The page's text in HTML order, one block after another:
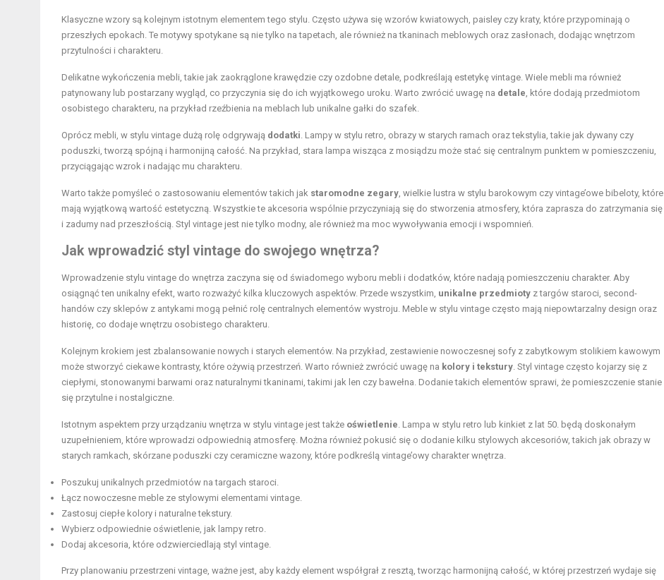
Klasyczne wzory są kolejnym istotnym elementem tego stylu. Często używa się wzorów kwiatowych, paisley czy kraty, które przypominają o
przeszłych epokach. Te motywy spotykane są nie tylko na tapetach, ale również na tkaninach meblowych oraz zasłonach, dodając wnętrzom
przytulności i charakteru.
Delikatne wykończenia mebli, takie jak zaokrąglone krawędzie czy ozdobne detale, podkreślają estetykę vintage. Wiele mebli ma również
patynowany lub postarzany wygląd, co przyczynia się do ich wyjątkowego uroku. Warto zwrócić uwagę na detale, które dodają przedmiotom
osobistego charakteru, na przykład rzeźbienia na meblach lub unikalne gałki do szafek.
Oprócz mebli, w stylu vintage dużą rolę odgrywają dodatki. Lampy w stylu retro, obrazy w starych ramach oraz tekstylia, takie jak dywany czy
poduszki, tworzą spójną i harmonijną całość. Na przykład, stara lampa wisząca z mosiądzu może stać się centralnym punktem w pomieszczeniu,
przyciągając wzrok i nadając mu charakteru.
Warto także pomyśleć o zastosowaniu elementów takich jak staromodne zegary, wielkie lustra w stylu barokowym czy vintage’owe bibeloty, które
mają wyjątkową wartość estetyczną. Wszystkie te akcesoria wspólnie przyczyniają się do stworzenia atmosfery, która zaprasza do zatrzymania się
i zadumy nad przeszłością. Styl vintage jest nie tylko modny, ale również ma moc wywoływania emocji i wspomnień.
Jak wprowadzić styl vintage do swojego wnętrza?
Wprowadzenie stylu vintage do wnętrza zaczyna się od świadomego wyboru mebli i dodatków, które nadają pomieszczeniu charakter. Aby
osiągnąć ten unikalny efekt, warto rozważyć kilka kluczowych aspektów. Przede wszystkim, unikalne przedmioty z targów staroci, second-
handów czy sklepów z antykami mogą pełnić rolę centralnych elementów wystroju. Meble w stylu vintage często mają niepowtarzalny design oraz
historię, co dodaje wnętrzu osobistego charakteru.
Kolejnym krokiem jest zbalansowanie nowych i starych elementów. Na przykład, zestawienie nowoczesnej sofy z zabytkowym stolikiem kawowym
może stworzyć ciekawe kontrasty, które ożywią przestrzeń. Warto również zwrócić uwagę na kolory i tekstury. Styl vintage często kojarzy się z
ciepłymi, stonowanymi barwami oraz naturalnymi tkaninami, takimi jak len czy bawełna. Dodanie takich elementów sprawi, że pomieszczenie stanie
się przytulne i nostalgiczne.
Istotnym aspektem przy urządzaniu wnętrza w stylu vintage jest także oświetlenie. Lampa w stylu retro lub kinkiet z lat 50. będą doskonałym
uzupełnieniem, które wprowadzi odpowiednią atmosferę. Można również pokusić się o dodanie kilku stylowych akcesoriów, takich jak obrazy w
starych ramkach, skórzane poduszki czy ceramiczne wazony, które podkreślą vintage’owy charakter wnętrza.
Poszukuj unikalnych przedmiotów na targach staroci.
Łącz nowoczesne meble ze stylowymi elementami vintage.
Zastosuj ciepłe kolory i naturalne tekstury.
Wybierz odpowiednie oświetlenie, jak lampy retro.
Dodaj akcesoria, które odzwierciedlają styl vintage.
Przy planowaniu przestrzeni vintage, ważne jest, aby każdy element współgrał z resztą, tworząc harmonijną całość, w której przestrzeń wydaje się